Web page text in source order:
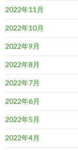
2022年11月
2022年10月
2022年9月
2022年8月
2022年7月
2022年6月
2022年5月
2022年4月